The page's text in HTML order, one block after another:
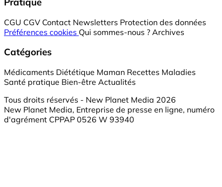
CGU CGV Contact Newsletters Protection des données
Préférences cookies Qui sommes-nous ? Archives
Catégories
Médicaments Diététique Maman Recettes Maladies
Santé pratique Bien-être Actualités
Tous droits réservés - New Planet Media 2026
New Planet Media, Entreprise de presse en ligne, numéro
d'agrément CPPAP 0526 W 93940